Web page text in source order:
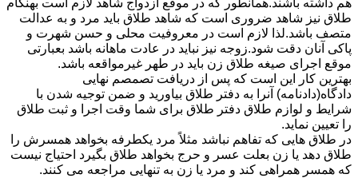
هم داشته باشند.همانطور که در موقع ازدواج شاهد لازم است بهنگام
طلاق نیز شاهد ضروری است که شاهد طلاق باید مرد و به عدالت
متصف باشد.لذا لازم است در معروفیت محلی و حسن شهرت و
پاکی آنان دقت شود.زوجه نیز نباید در عادت ماهانه باشد بعبارتی
موقع اجرای صیغه طلاق زن باید در طهر غیرمواقعه باشد.
بهترین کار این است که پس از دریافت تصمصم نهایی
دادگاه(دادنامه) آنرا به دفتر طلاق بیاورید و ضمن توجیه شدن با
شرایط و لوازم طلاق دفتر طلاق برای شما وقت اجرا و ثبت طلاق
را تعیین نماید.
در طلاق هایی که تفاهم نباشد مثلاً مرد یکطرفه بخواهد همسرش را
طلاق دهد یا زن بعلت عسر و حرج بخواهد طلاق بگیرد احتیاج نیست
که همسر همراهی کند و مرد یا زن به تنهایی مراجعه می کنند.